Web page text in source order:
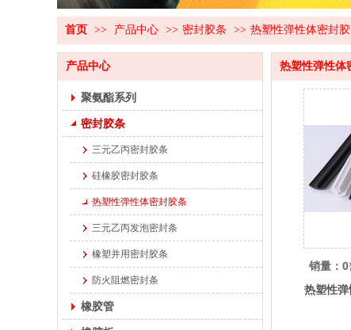
首页 >> 产品中心 >> 密封胶条 >> 热塑性弹性体密封
产品中心
聚氨酯系列
密封胶条
三元乙丙密封胶条
硅橡胶密封胶条
热塑性弹性体密封胶条
三元乙丙发泡密封条
橡塑并用密封胶条
防火阻燃密封条
橡胶管
热塑性弹性体
销量：0
热塑性